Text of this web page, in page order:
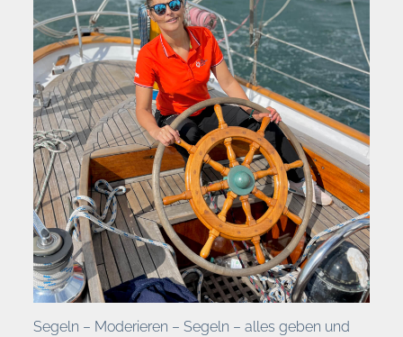
Segeln – Moderieren – Segeln – alles geben und